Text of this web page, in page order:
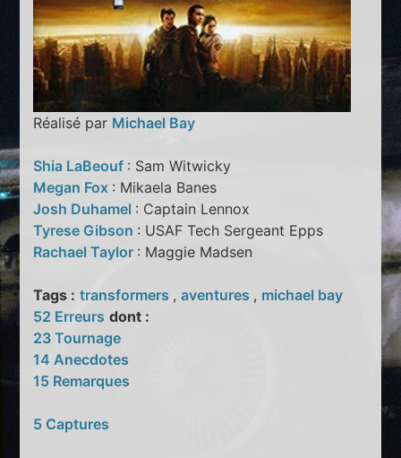
Réalisé par Michael Bay
Shia LaBeouf : Sam Witwicky
Megan Fox : Mikaela Banes
Josh Duhamel : Captain Lennox
Tyrese Gibson : USAF Tech Sergeant Epps
Rachael Taylor : Maggie Madsen
Tags : transformers ,aventures , michael bay
52 Erreurs dont :
23 Tournage
14 Anecdotes
15 Remarques
5 Captures